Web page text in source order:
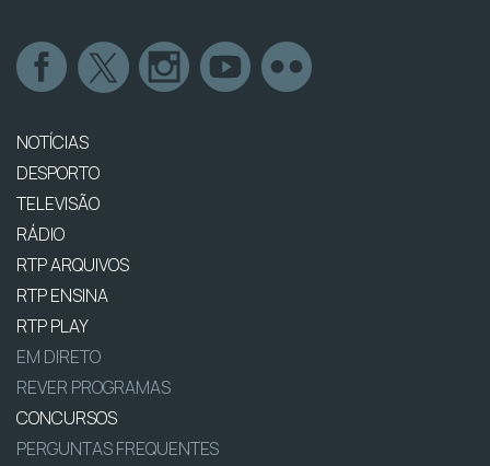
NOTÍCIAS
DESPORTO
TELEVISÃO
RÁDIO
RTP ARQUIVOS
RTP ENSINA
RTP PLAY
EM DIRETO
REVER PROGRAMAS
CONCURSOS
PERGUNTAS FREQUENTES